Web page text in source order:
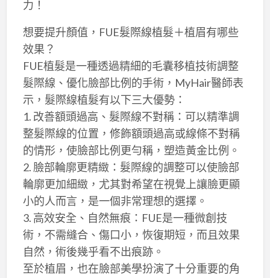
力！
想要提升顏值，FUE髮際線植髮＋植眉有哪些
效果？
FUE植髮是一種透過精細的毛囊移植技術調整
髮際線、優化臉部比例的手術，MyHair醫師表
示，髮際線植髮有以下三大優勢：
1. 改善額頭過高、髮際線不對稱：可以精準調
整髮際線的位置，修飾額頭過高或線條不對稱
的情形，使臉部比例更勻稱，塑造黃金比例。
2. 臉部輪廓更精緻：髮際線的調整可以使臉部
輪廓更加細緻，尤其對希望在視覺上讓臉更顯
小的人而言，是一個非常理想的選擇。
3. 高效安全、自然無痕：FUE是一種微創技
術，不需縫合、傷口小，恢復期短，而且效果
自然，術後幾乎看不出痕跡。
至於植眉，也在臉部美學扮演了十分重要的角